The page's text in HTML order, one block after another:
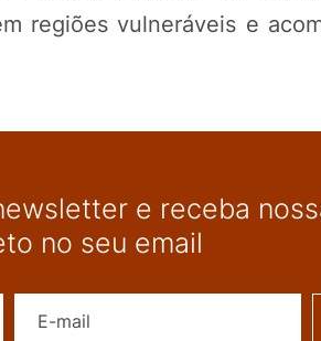
regiões vulneráveis e
e receba
no seu email